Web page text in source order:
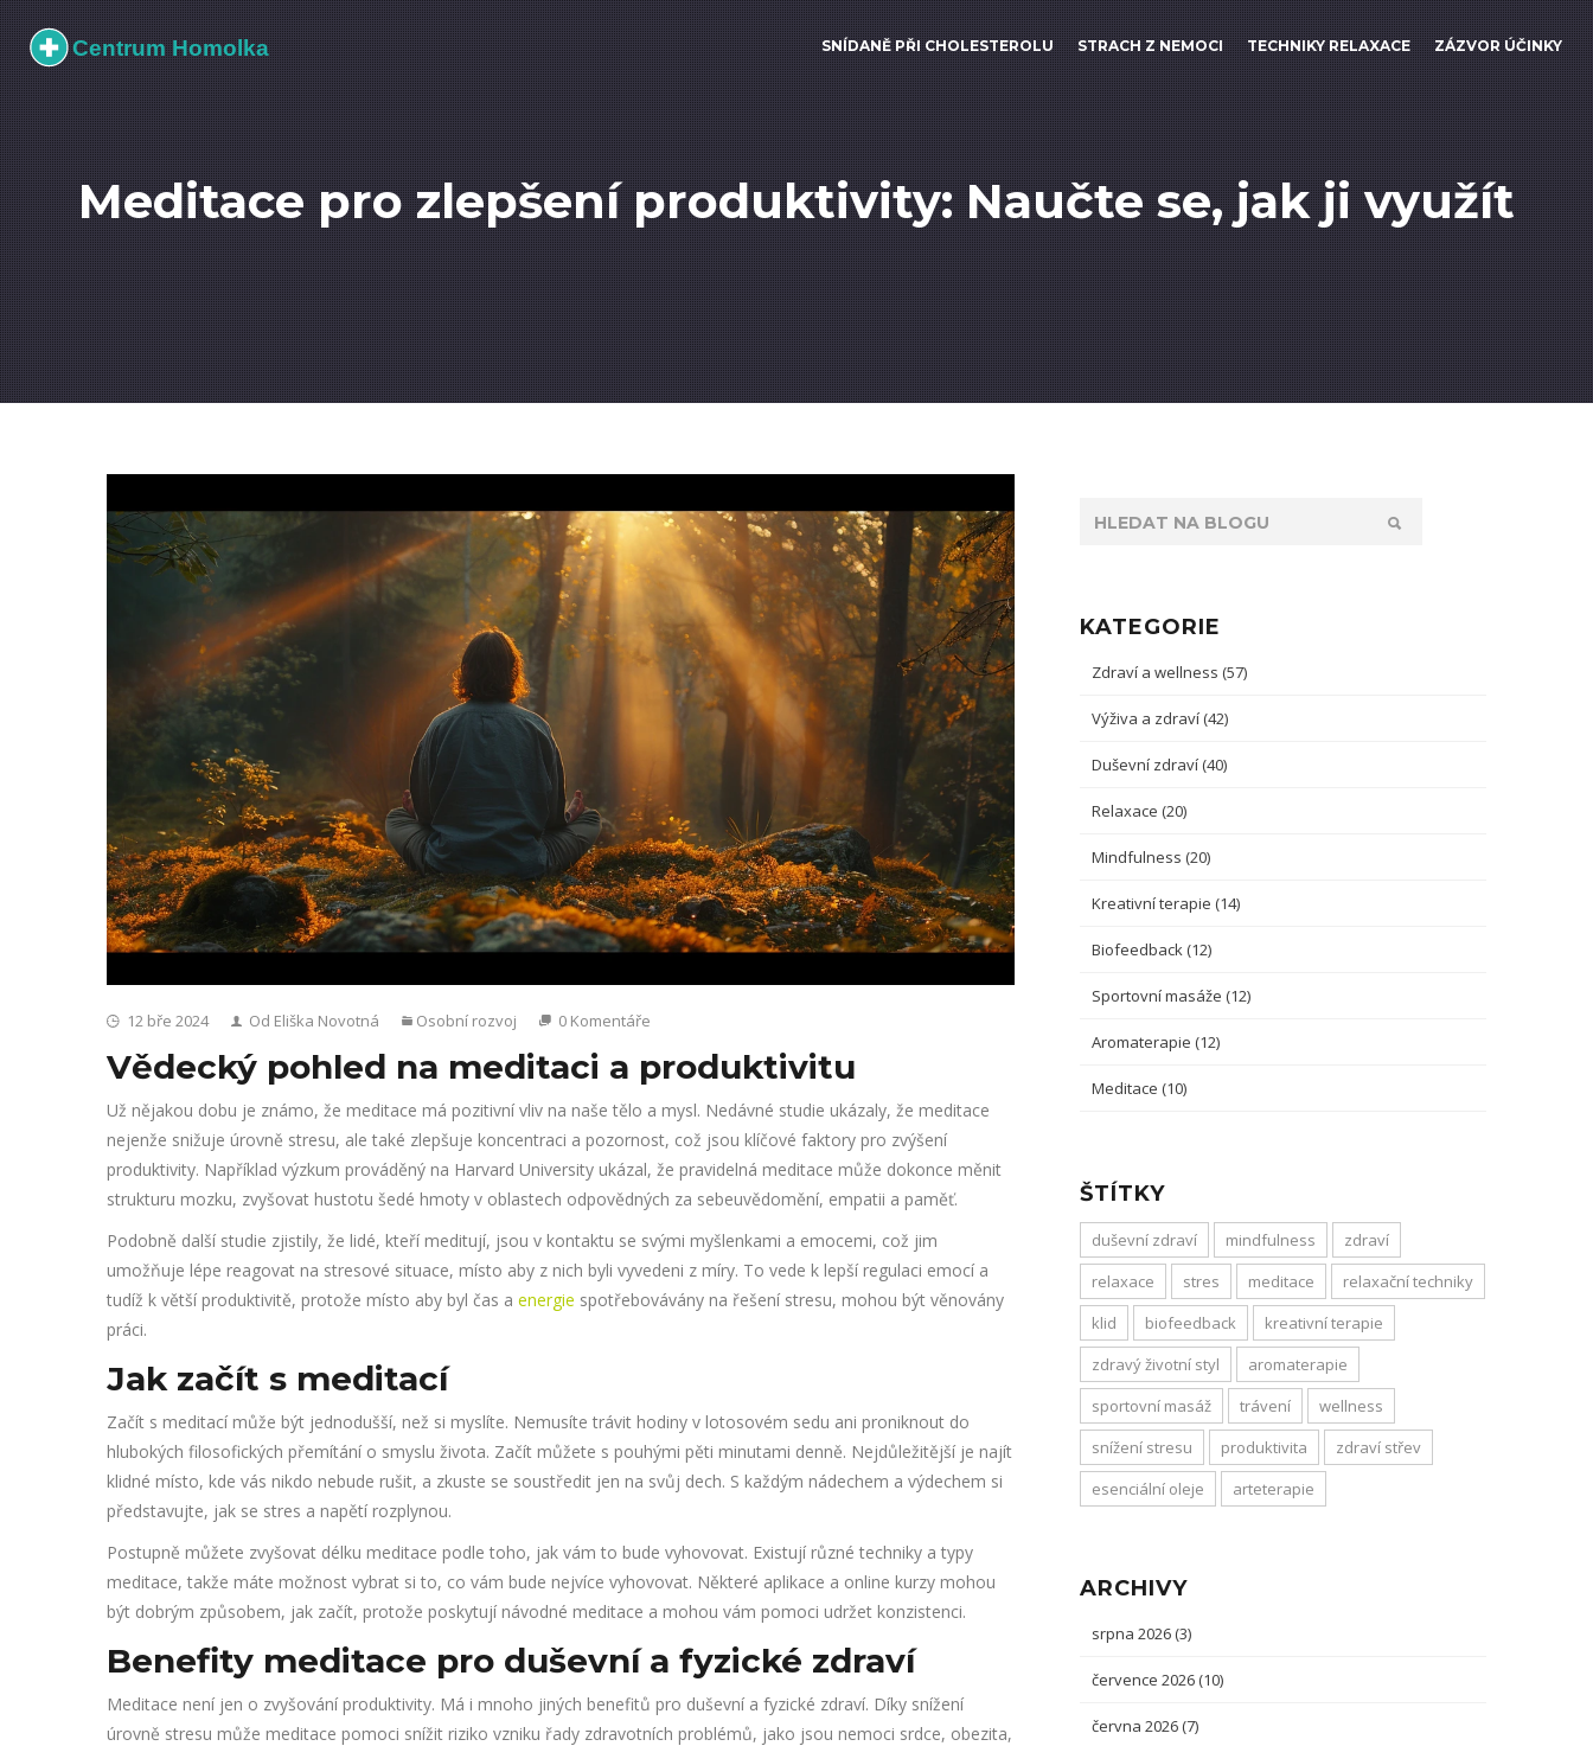
SNÍDANĚ PŘI CHOLESTEROLU STRACH Z NEMOCI TECHNIKY RELAXACE ZÁZVOR ÚČINKY
Meditace pro zlepšení produktivity: Naučte se, jak ji využít
12 bře 2024 Od Eliška Novotná Osobní rozvoj 0 Komentáře
Vědecký pohled na meditaci a produktivitu
Už nějakou dobu je známo, že meditace má pozitivní vliv na naše tělo a mysl. Nedávné studie ukázaly, že meditace
nejenže snižuje úrovně stresu, ale také zlepšuje koncentraci a pozornost, což jsou klíčové faktory pro zvýšení
produktivity. Například výzkum prováděný na Harvard University ukázal, že pravidelná meditace může dokonce měnit
strukturu mozku, zvyšovat hustotu šedé hmoty v oblastech odpovědných za sebeuvědomění, empatii a paměť.
Podobně další studie zjistily, že lidé, kteří meditují, jsou v kontaktu se svými myšlenkami a emocemi, což jim
umožňuje lépe reagovat na stresové situace, místo aby z nich byli vyvedeni z míry. To vede k lepší regulaci emocí a
tudíž k větší produktivitě, protože místo aby byl čas a energie spotřebovávány na řešení stresu, mohou být věnovány
práci.
Jak začít s meditací
Začít s meditací může být jednodušší, než si myslíte. Nemusíte trávit hodiny v lotosovém sedu ani proniknout do
hlubokých filosofických přemítání o smyslu života. Začít můžete s pouhými pěti minutami denně. Nejdůležitější je najít
klidné místo, kde vás nikdo nebude rušit, a zkuste se soustředit jen na svůj dech. S každým nádechem a výdechem si
představujte, jak se stres a napětí rozplynou.
Postupně můžete zvyšovat délku meditace podle toho, jak vám to bude vyhovovat. Existují různé techniky a typy
meditace, takže máte možnost vybrat si to, co vám bude nejvíce vyhovovat. Některé aplikace a online kurzy mohou
být dobrým způsobem, jak začít, protože poskytují návodné meditace a mohou vám pomoci udržet konzistenci.
Benefity meditace pro duševní a fyzické zdraví
Meditace není jen o zvyšování produktivity. Má i mnoho jiných benefitů pro duševní a fyzické zdraví. Díky snížení
úrovně stresu může meditace pomoci snížit riziko vzniku řady zdravotních problémů, jako jsou nemoci srdce, obezita,
KATEGORIE
Zdraví a wellness (57)
Výživa a zdraví (42)
Duševní zdraví (40)
Relaxace (20)
Mindfulness (20)
Kreativní terapie (14)
Biofeedback (12)
Sportovní masáže (12)
Aromaterapie (12)
Meditace (10)
ŠTÍTKY
duševní zdraví mindfulness
zdraví
relaxace
stres meditace
relaxační techniky
klid
biofeedback
kreativní terapie
zdravý životní styl
aromaterapie
sportovní masáž
trávení
wellness
snížení stresu
produktivita
zdraví střev
esenciální oleje
arteterapie
ARCHIVY
srpna 2026 (3)
července 2026 (10)
června 2026 (7)